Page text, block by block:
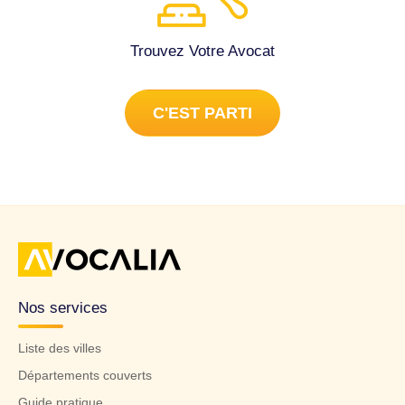
Trouvez Votre Avocat
C'EST PARTI
Nos services
Liste des villes
Départements couverts